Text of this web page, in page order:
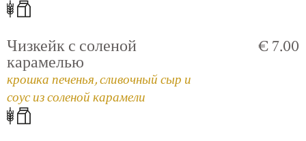
Чизкейк с соленой
карамелью
крошка печенья, сливочный сыр и
соус из соленой карамели
€ 7.00